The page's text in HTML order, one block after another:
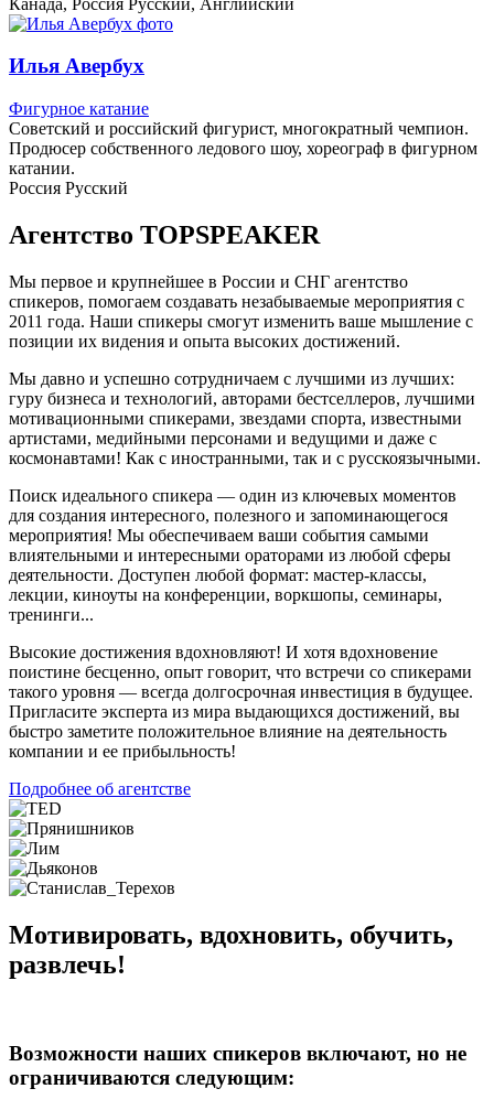
Илья Авербух
Фигурное катание
Советский и российский фигурист, многократный чемпион.
Продюсер собственного ледового шоу, хореограф в фигурном
катании.
Россия Русский
Агентство TOPSPEAKER
Мы первое и крупнейшее в России и СНГ агентство
спикеров, помогаем создавать незабываемые мероприятия с
2011 года. Наши спикеры смогут изменить ваше мышление с
позиции их видения и опыта высоких достижений.
Мы давно и успешно сотрудничаем с лучшими из лучших:
гуру бизнеса и технологий, авторами бестселлеров, лучшими
мотивационными спикерами, звездами спорта, известными
артистами, медийными персонами и ведущими и даже с
космонавтами! Как с иностранными, так и с русскоязычными.
Поиск идеального спикера — один из ключевых моментов
для создания интересного, полезного и запоминающегося
мероприятия! Мы обеспечиваем ваши события самыми
влиятельными и интересными ораторами из любой сферы
деятельности. Доступен любой формат: мастер-классы,
лекции, киноуты на конференции, воркшопы, семинары,
тренинги...
Высокие достижения вдохновляют! И хотя вдохновение
поистине бесценно, опыт говорит, что встречи со спикерами
такого уровня — всегда долгосрочная инвестиция в будущее.
Пригласите эксперта из мира выдающихся достижений, вы
быстро заметите положительное влияние на деятельность
компании и ее прибыльность!
Подробнее об агентстве
Мотивировать, вдохновить, обучить,
развлечь!
Возможности наших спикеров включают, но не
ограничиваются следующим: